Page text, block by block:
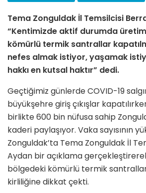
Tema Zonguldak İl Temsilcisi
“Kentimizde aktif durumda
kömürlü termik santrallar
nefes almak istiyor, yaşamak
hakkı en kutsal haktır” dedi.
Geçtiğimiz günlerde COVID-19
büyükşehre giriş çıkışlar
birlikte 600 bin nüfusa sahip
kaderi paylaşıyor. Vaka sayısının
Zonguldak’ta Tema Zonguldak İl
Aydan bir açıklama
bölgedeki kömürlü termik
kirliliğine dikkat çekti.